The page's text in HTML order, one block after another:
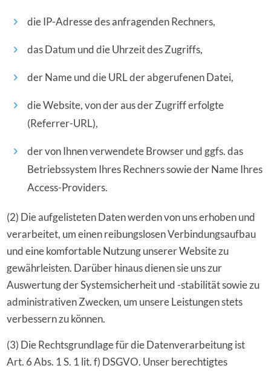
die IP-Adresse des anfragenden Rechners,
das Datum und die Uhrzeit des Zugriffs,
der Name und die URL der abgerufenen Datei,
die Website, von der aus der Zugriff erfolgte
(Referrer-URL),
der von Ihnen verwendete Browser und ggfs. das
Betriebssystem Ihres Rechners sowie der Name Ihres
Access-Providers.
(2) Die aufgelisteten Daten werden von uns erhoben und
verarbeitet, um einen reibungslosen Verbindungsaufbau
und eine komfortable Nutzung unserer Website zu
gewährleisten. Darüber hinaus dienen sie uns zur
Auswertung der Systemsicherheit und -stabilität sowie zu
administrativen Zwecken, um unsere Leistungen stets
verbessern zu können.
(3) Die Rechtsgrundlage für die Datenverarbeitung ist
Art. 6 Abs. 1 S. 1 lit. f) DSGVO. Unser berechtigtes